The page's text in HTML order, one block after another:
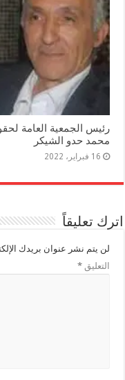
رئيس الجمعية العامة
محمد حدو الشيكر
16 فبراير، 2022
اترك تعليقاً
لن يتم نشر عنوان بريدك
التعليق*